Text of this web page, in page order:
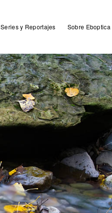
Series y Reportajes Sobre Eboptica